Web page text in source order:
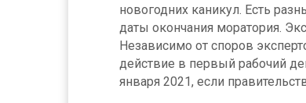
новогодних каникул. Есть
даты окончания моратория.
Независимо от споров
действие в первый рабочий
января 2021, если